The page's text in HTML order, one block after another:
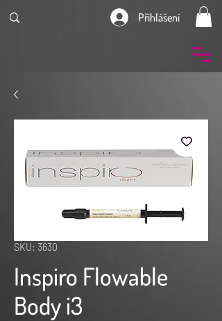
Přihlášení
SKU: 3630
Inspiro Flowable
Body i3